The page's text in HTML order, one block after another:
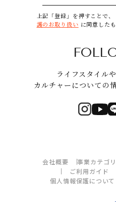
上記「登録」を押すことで、
護のお取り扱い に同意した
ライフスタイル
カルチャーについての
会社概要 事業カテゴ
ご利用ガイド
個人情報保護について